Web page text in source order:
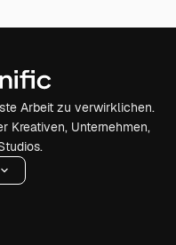
Arbeit zu verwirklichen.
Kreativen, Unternehmen,